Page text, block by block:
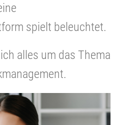
spielt beleuchtet.
alles um das Thema